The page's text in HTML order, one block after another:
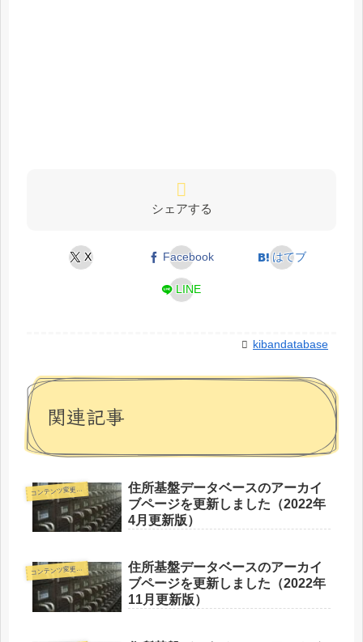
シェアする
X Facebook はてブ
LINE
kibandatabase
関連記事
コ
ンテンツ変更情報
住所基盤データベースのアーカイ
ブページを更新しました（2022年
4月更新版）
コ
ンテンツ変更情報
住所基盤データベースのアーカイ
ブページを更新しました（2022年
11月更新版）